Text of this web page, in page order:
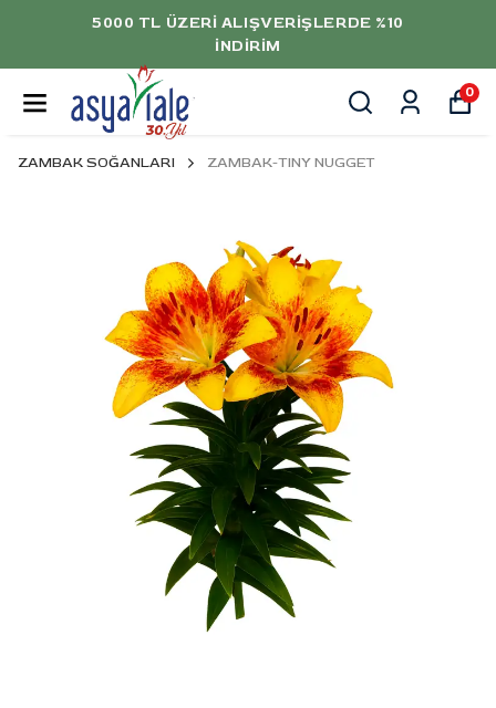
5000 TL ÜZERİ ALIŞVERİŞLERDE %10
İNDİRİM
0
ZAMBAK SOĞANLARI ZAMBAK-TINY NUGGET